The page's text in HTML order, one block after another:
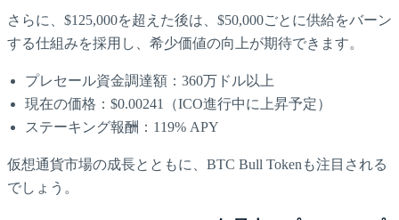
さらに、$125,000を超えた後は、$50,000ごとに供給をバーン
する仕組みを採用し、希少価値の向上が期待できます。
プレセール資金調達額：360万ドル以上
現在の価格：$0.00241（ICO進行中に上昇予定）
ステーキング報酬：119% APY
仮想通貨市場の成長とともに、BTC Bull Tokenも注目される
でしょう。